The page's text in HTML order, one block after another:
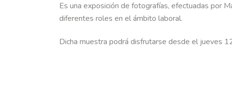
Es una exposición de fotografías, efectuadas por
diferentes roles en el ámbito laboral.
Dicha muestra podrá disfrutarse desde el jueves